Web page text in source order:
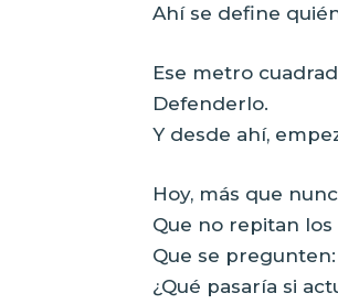
Ahí se define
Ese metro
Defenderlo.
Y desde ahí,
Hoy, más que
Que no repitan
Que se pregunten:
¿Qué pasaría si